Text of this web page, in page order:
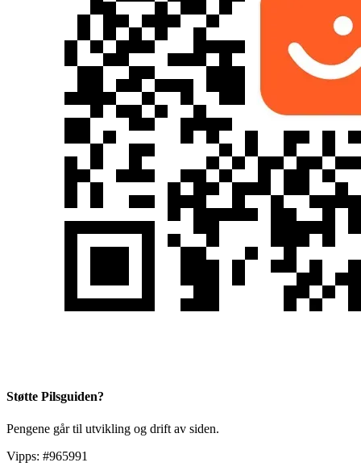
Støtte Pilsguiden?
Pengene går til utvikling og drift av siden.
Vipps: #965991